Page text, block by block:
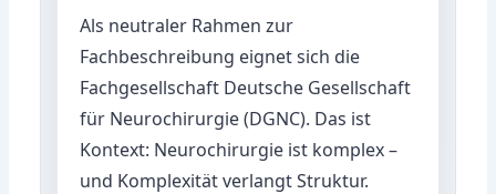
Als neutraler Rahmen zur
Fachbeschreibung eignet sich die
Fachgesellschaft Deutsche Gesellschaft
für Neurochirurgie (DGNC). Das ist
Kontext: Neurochirurgie ist komplex –
und Komplexität verlangt Struktur.